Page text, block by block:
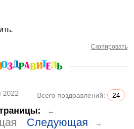
Скопировать
2022 Всего поздравлений: 24
←
Следующая →